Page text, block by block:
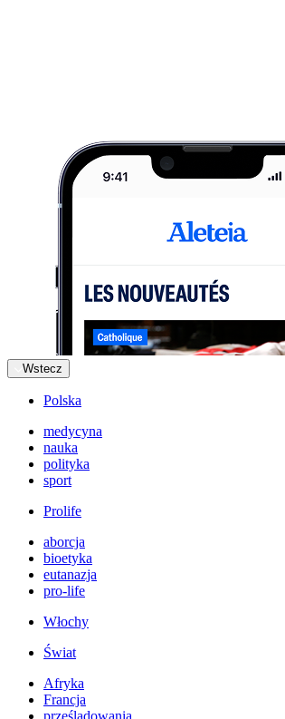
Wstecz
Polska
medycyna
nauka
polityka
sport
Prolife
aborcja
bioetyka
eutanazja
pro-life
Włochy
Świat
Afryka
Francja
prześladowania